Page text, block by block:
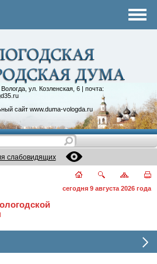
Вологда, ул. Козленская, 6 | почта:
сайт www.duma-vologda.ru
объединения
слабовидящих
сегодня 9 августа 2026 года